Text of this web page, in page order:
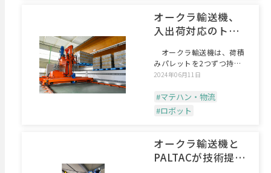
オークラ輸送機、
入出荷対応のトラ
オークラ輸送機は、荷積
みパレットを2つずつ持ち
上げ、ウイングボディトラ
2024年06月11日
#マテハン・物流
#ロボット
オークラ輸送機と
PALTACが技術提